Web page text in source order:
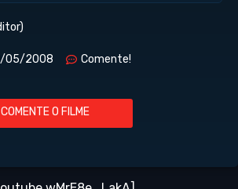
05/2008 Comente!
O FILME